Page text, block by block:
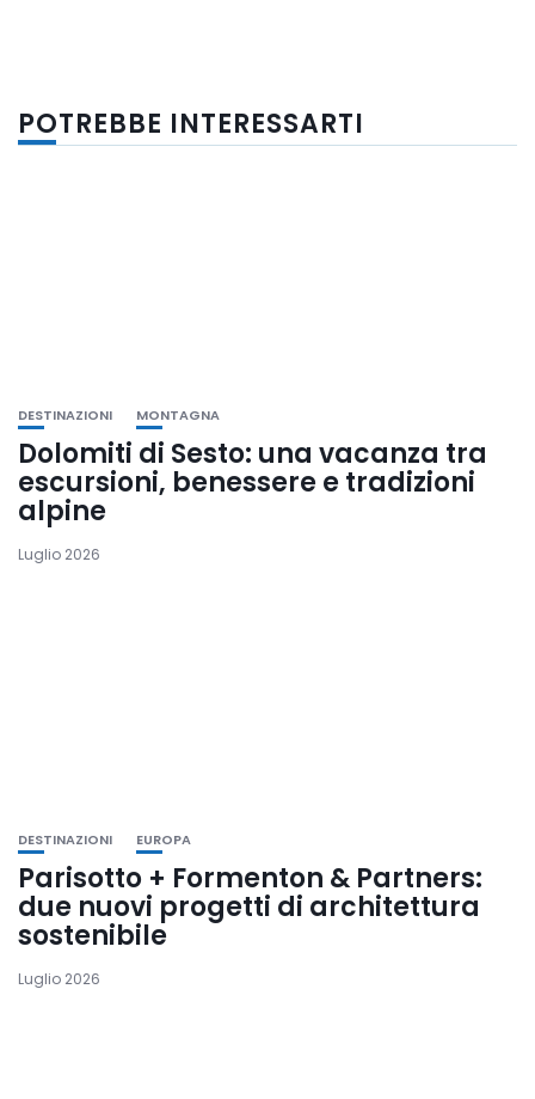
POTREBBE INTERESSARTI
DESTINAZIONI MONTAGNA
Dolomiti di Sesto: una vacanza tra
escursioni, benessere e tradizioni
alpine
Luglio 2026
DESTINAZIONI EUROPA
Parisotto + Formenton & Partners:
due nuovi progetti di architettura
sostenibile
Luglio 2026